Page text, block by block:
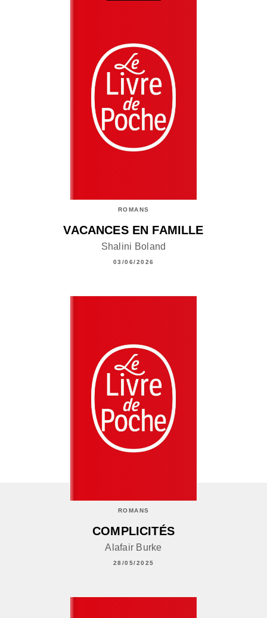
ROMANS
VACANCES EN FAMILLE
Shalini Boland
03/06/2026
ROMANS
COMPLICITÉS
Alafair Burke
28/05/2025